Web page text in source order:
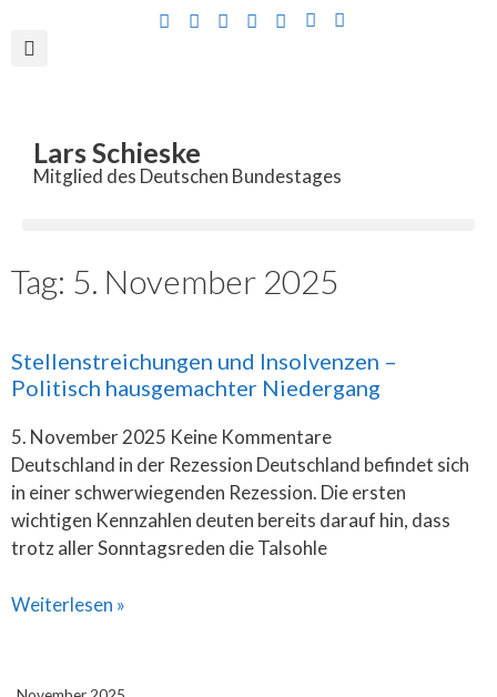
Lars Schieske
Mitglied des Deutschen Bundestages
Tag: 5. November 2025
Stellenstreichungen und Insolvenzen –
Politisch hausgemachter Niedergang
5. November 2025 Keine Kommentare
Deutschland in der Rezession Deutschland befindet sich
in einer schwerwiegenden Rezession. Die ersten
wichtigen Kennzahlen deuten bereits darauf hin, dass
trotz aller Sonntagsreden die Talsohle
Weiterlesen »